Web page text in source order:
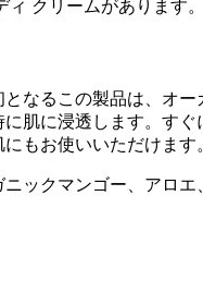
クリームがあります。
なるこの製品は、オー
肌に浸透します。すぐ
もお使いいただけます
ックマンゴー、アロ